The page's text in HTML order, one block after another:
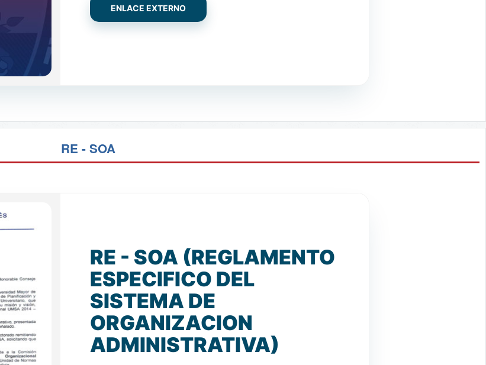
ENLACE EXTERNO
RE - SOA
RE - SOA (REGLAMENTO
ESPECIFICO DEL
SISTEMA DE
ORGANIZACION
ADMINISTRATIVA)